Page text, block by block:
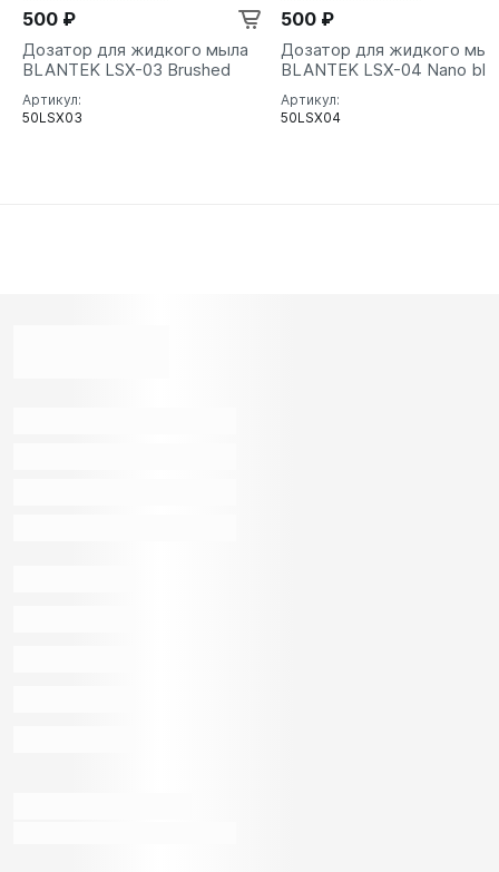
500 ₽
Дозатор для жидкого мыла
BLANTEK LSX-03 Brushed
Артикул:
50LSX03
500 ₽
Дозатор для жидкого
BLANTEK LSX-04 Nano
Артикул:
50LSX04